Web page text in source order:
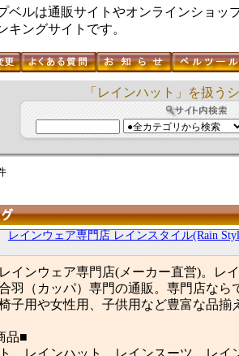
ベルは通販サイトやオンラインショッ
キングサイトです。
「レインハット」を扱う
レインウェア専門店 レインスタイル(Rain
インウェア専門店(メーカー直営)。レ
羽（カッパ）専門の通販。専門店な
子用や女性用、子供用など豊富な品揃
品■